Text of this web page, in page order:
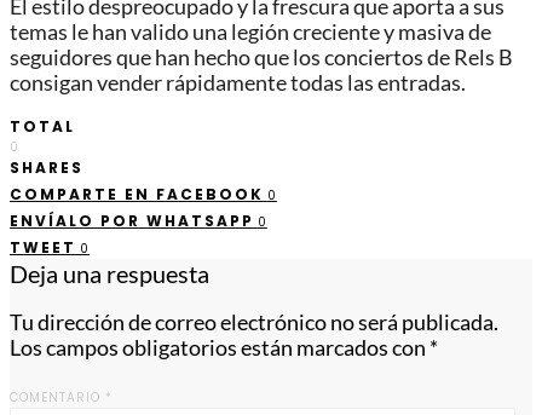
El estilo despreocupado y la frescura que aporta a sus
temas le han valido una legión creciente y masiva de
seguidores que han hecho que los conciertos de Rels B
consigan vender rápidamente todas las entradas.
TOTAL
0
SHARES
COMPARTE EN FACEBOOK 0
ENVÍALO POR WHATSAPP 0
TWEET 0
Deja una respuesta
Tu dirección de correo electrónico no será publicada.
Los campos obligatorios están marcados con *
COMENTARIO *